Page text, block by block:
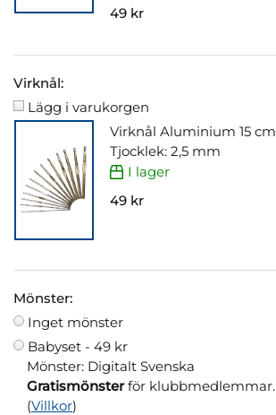
49 kr
Virknål:
Lägg i varukorgen
Virknål Aluminium 15 cm
Tjocklek: 2,5 mm
I lager
49 kr
Mönster:
Inget mönster
Babyset - 49 kr
Mönster: Digitalt Svenska
Gratismönsterför klubbmedlemmar.
(Villkor)